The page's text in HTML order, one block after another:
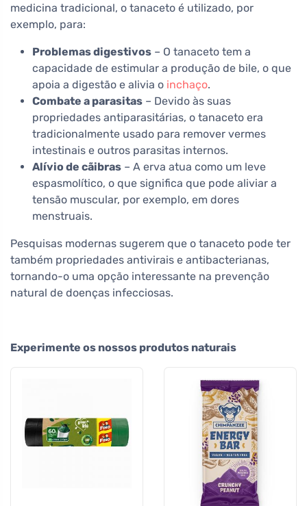
medicina tradicional, o tanaceto é utilizado, por
exemplo, para:
Problemas digestivos – O tanaceto tem a
capacidade de estimular a produção de bile, o que
apoia a digestão e alivia o inchaço.
Combate a parasitas – Devido às suas
propriedades antiparasitárias, o tanaceto era
tradicionalmente usado para remover vermes
intestinais e outros parasitas internos.
Alívio de cãibras – A erva atua como um leve
espasmolítico, o que significa que pode aliviar a
tensão muscular, por exemplo, em dores
menstruais.
Pesquisas modernas sugerem que o tanaceto pode ter
também propriedades antivirais e antibacterianas,
tornando-o uma opção interessante na prevenção
natural de doenças infecciosas.
Experimente os nossos produtos naturais